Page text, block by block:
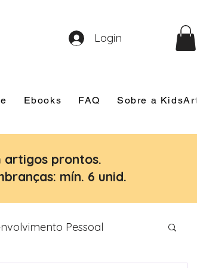
Ebooks FAQ Sobre a KidsArt
Login
artigos prontos.
mín. 6 unid.
Pessoal